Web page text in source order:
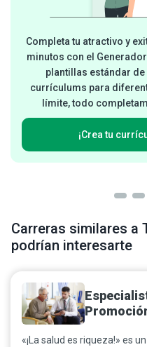
Completa tu atractivo y
minutos con el
plantillas estándar
currículums para
límite, todo
¡Crea tu
Carreras similares a
podrían interesarte
«¡La salud es riqueza!» es